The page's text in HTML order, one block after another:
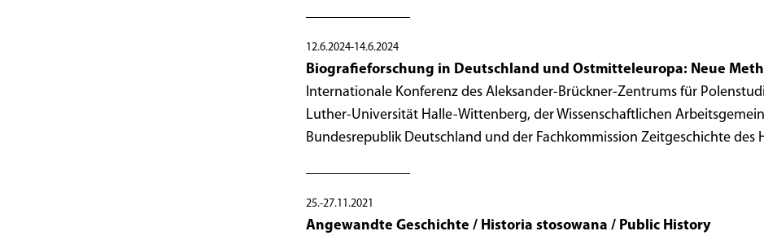
12.6.2024-14.6.2024
Biografieforschung in Deutschland und Ostmitteleuropa: Neue
Internationale Konferenz des Aleksander-Brückner-Zentrums für
Luther-Universität Halle-Wittenberg, der Wissenschaftlichen
Bundesrepublik Deutschland und der Fachkommission Zeitgeschichte des
25.-27.11.2021
Angewandte Geschichte / Historia stosowana / Public History